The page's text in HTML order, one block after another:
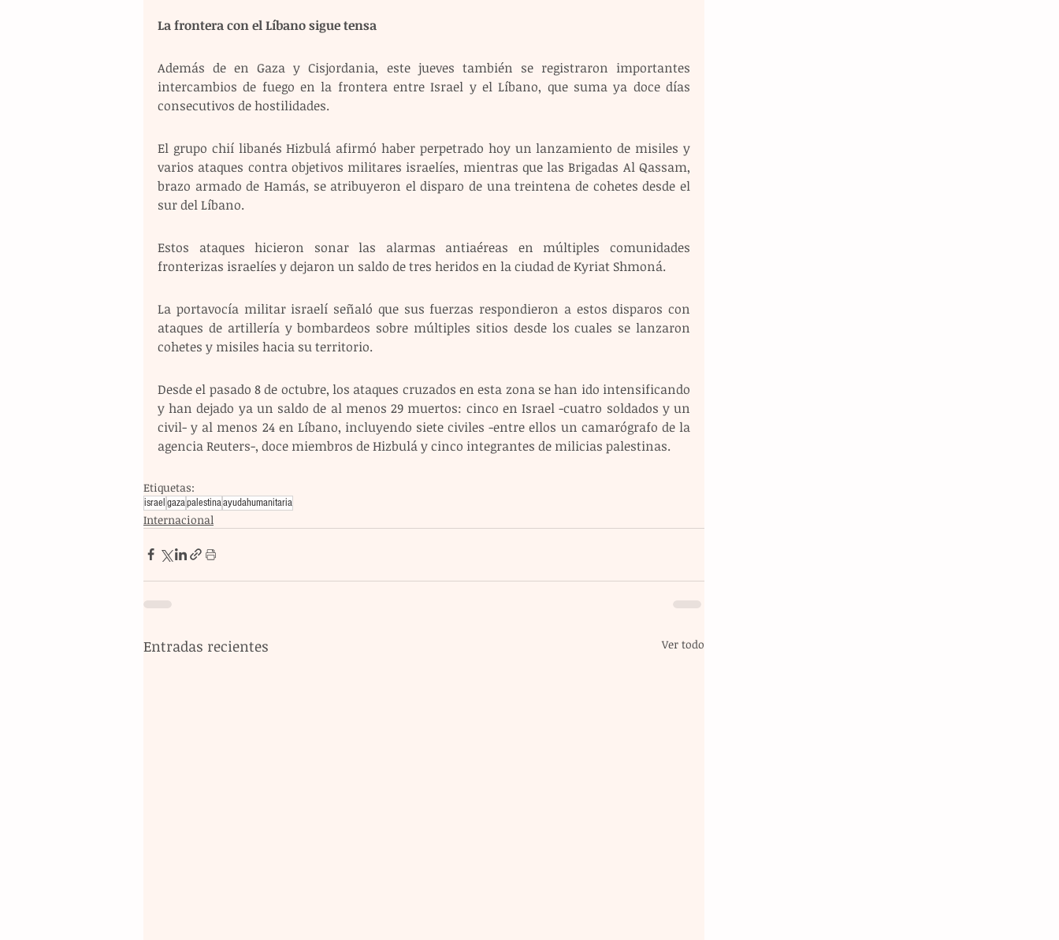
La frontera con el Líbano sigue tensa
Además de en Gaza y Cisjordania, este jueves también se registraron importantes
intercambios de fuego en la frontera entre Israel y el Líbano, que suma ya doce días
consecutivos de hostilidades.
El grupo chií libanés Hizbulá afirmó haber perpetrado hoy un lanzamiento de misiles y
varios ataques contra objetivos militares israelíes, mientras que las Brigadas Al Qassam,
brazo armado de Hamás, se atribuyeron el disparo de una treintena de cohetes desde el
sur del Líbano.
Estos ataques hicieron sonar las alarmas antiaéreas en múltiples comunidades
fronterizas israelíes y dejaron un saldo de tres heridos en la ciudad de Kyriat Shmoná.
La portavocía militar israelí señaló que sus fuerzas respondieron a estos disparos con
ataques de artillería y bombardeos sobre múltiples sitios desde los cuales se lanzaron
cohetes y misiles hacia su territorio.
Desde el pasado 8 de octubre, los ataques cruzados en esta zona se han ido intensificando
y han dejado ya un saldo de al menos 29 muertos: cinco en Israel -cuatro soldados y un
civil- y al menos 24 en Líbano, incluyendo siete civiles -entre ellos un camarógrafo de la
agencia Reuters-, doce miembros de Hizbulá y cinco integrantes de milicias palestinas.
Etiquetas:
israelgazapalestinaayudahumanitaria
Internacional
Entradas recientes Ver todo